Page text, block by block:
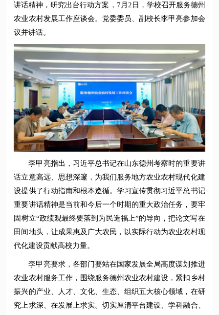
讲话精神，研究出台行动方案，7月2日，学校召开服务德州
农业农村发展工作座谈会。党委委员、副校长李甲亮参加会
议并讲话。
李甲亮指出，习近平总书记在山东德州考察时的重要讲
话立意高远、思想深邃，为我们服务地方农业农村现代化建
设提供了行动指南和根本遵循。学习宣传贯彻习近平总书记
重要讲话精神是当前和今后一个时期的重大政治任务，要牢
固树立“政绩观最终要落到为民造福上”的导向，把论文写在
田间地头，让成果惠及广大农民，以实际行动为农业农村现
代化建设贡献高校力量。
李甲亮要求，各部门要站在国家发展全局高度谋划推进
农业农村服务工作，围绕服务德州农业农村建设，紧扣乡村
振兴的产业、人才、文化、生态、组织五大核心领域，在研
究上求深、在发展上求实。切实厘清平台建设、学科融合、